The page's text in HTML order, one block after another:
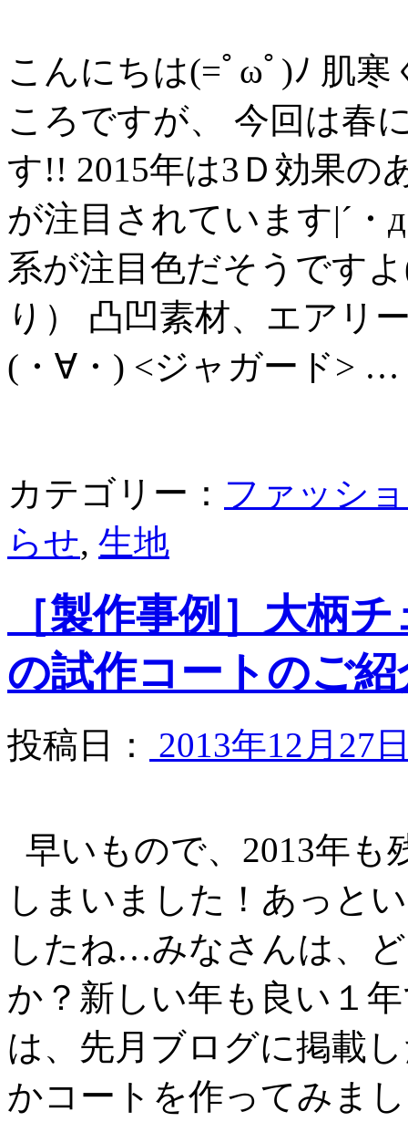
こんにちは(=ﾟωﾟ)ﾉ 肌
ころですが、 今回は春
す!! 2015年は3Ｄ効果の
が注目されています|´・
系が注目色だそうです
り） 凸凹素材、エアリ
(・∀・) <ジャガード> …
カテゴリー： ファッシ
らせ, 生地
［製作事例］大柄
の試作コートのご
投稿日： 2013年12月27
早いもので、2013年
しまいました！あっと
したね…みなさんは、
か？新しい年も良い１
は、先月ブログに掲載
かコートを作ってみま